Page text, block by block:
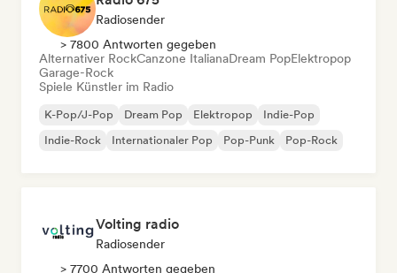
Radiosender
> 7800 Antworten gegeben
Alternativer RockCanzone ItalianaDream PopElektropop
Garage-Rock
Spiele Künstler im Radio
K-Pop/J-Pop Dream Pop Elektropop
Indie-Pop
Indie-Rock
Internationaler Pop Pop-Punk Pop-Rock
Volting radio
Radiosender
> 7700 Antworten gegeben